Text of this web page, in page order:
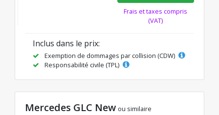
Frais et taxes compris
(VAT)
Inclus dans le prix:
Exemption de dommages par collision (CDW)
Responsabilité civile (TPL)
Mercedes GLC New ou similaire